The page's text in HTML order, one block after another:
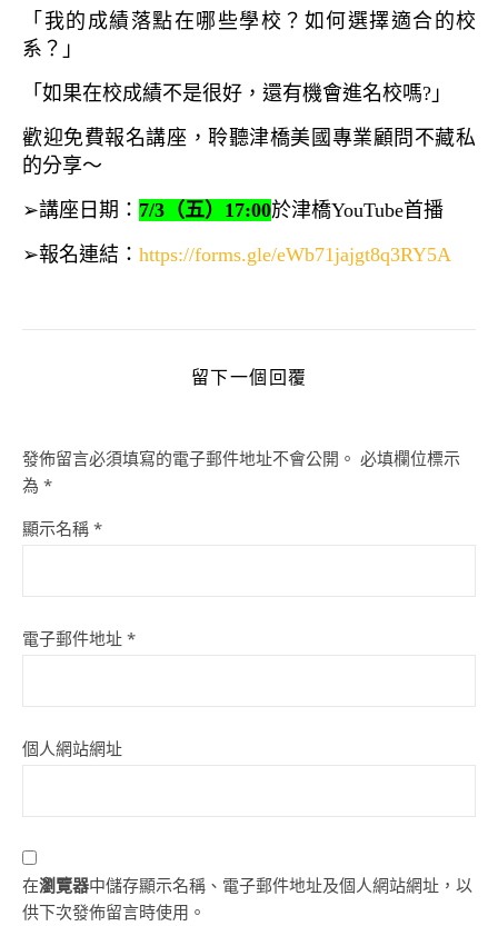
「我的成績落點在哪些學校？如何選擇適合的校
系？」
「如果在校成績不是很好，還有機會進名校嗎?」
歡迎免費報名講座，聆聽津橋美國專業顧問不藏私
的分享～
➢講座日期： 7/3（五）17:00於津橋YouTube首播
➢報名連結： https://forms.gle/eWb71jajgt8q3RY5A
留下一個回覆
發佈留言必須填寫的電子郵件地址不會公開。 必填欄位標示
為 *
顯示名稱 *
電子郵件地址 *
個人網站網址
在瀏覽器中儲存顯示名稱、電子郵件地址及個人網站網址，以
供下次發佈留言時使用。